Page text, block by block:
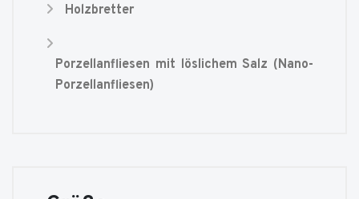
Holzbretter
Porzellanfliesen mit löslichem Salz (Nano-
Porzellanfliesen)